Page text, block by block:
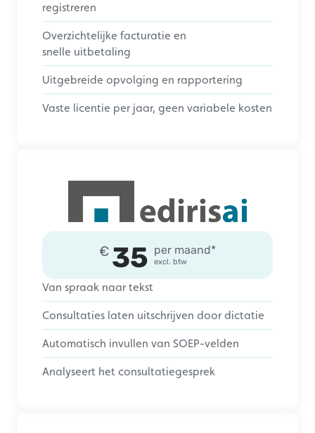
registreren
Overzichtelijke facturatie en
snelle uitbetaling
Uitgebreide opvolging en rapportering
Vaste licentie per jaar, geen variabele kosten
€ 35 per maand*
excl. btw
Van spraak naar tekst
Consultaties laten uitschrijven door dictatie
Automatisch invullen van SOEP-velden
Analyseert het consultatiegesprek